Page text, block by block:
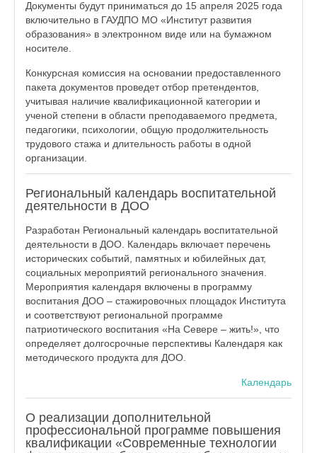
Документы будут приниматься до 15 апреля 2025 года
включительно в ГАУДПО МО «Институт развития
образования» в электронном виде или на бумажном
носителе.
Конкурсная комиссия на основании предоставленного
пакета документов проведет отбор претендентов,
учитывая наличие квалификационной категории и
ученой степени в области преподаваемого предмета,
педагогики, психологии, общую продолжительность
трудового стажа и длительность работы в одной
организации.
Региональный календарь воспитательной
деятельности в ДОО
Разработан Региональный календарь воспитательной
деятельности в ДОО. Календарь включает перечень
исторических событий, памятных и юбилейных дат,
социальных мероприятий регионального значения.
Мероприятия календаря включены в программу
воспитания ДОО – стажировочных площадок Института
и соответствуют региональной программе
патриотического воспитания «На Севере – жить!», что
определяет долгосрочные перспективы Календаря как
методического продукта для ДОО.
Календарь
О реализации дополнительной
профессиональной программе повышения
квалификации «Современные технологии